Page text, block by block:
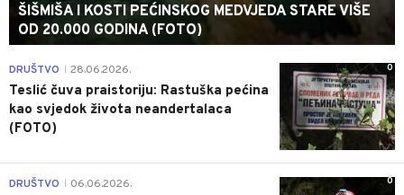
ŠIŠMIŠA I KOSTI PEĆINSKOG MEDVJEDA STARE VIŠE
OD 20.000 GODINA (FOTO)
0
DRUŠTVO 28.06.2026.
Teslić čuva praistoriju: Rastuška pećina
kao svjedok života neandertalaca
(FOTO)
0
DRUŠTVO 06.06.2026.